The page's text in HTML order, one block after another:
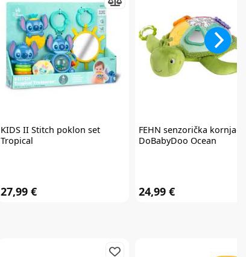
KIDS II Stitch poklon set
Tropical
27,99 €
FEHN senzorička kornjača
DoBabyDoo Ocean
24,99 €